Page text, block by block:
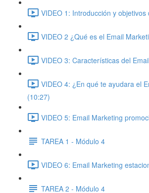
VIDEO 1: Introducción y
VIDEO 2 ¿Qué es el Email
VIDEO 3: Características del
VIDEO 4: ¿En qué te ayudara el
(10:27)
VIDEO 5: Email Marketing
TAREA 1 - Módulo 4
VIDEO 6: Email Marketing
TAREA 2 - Módulo 4